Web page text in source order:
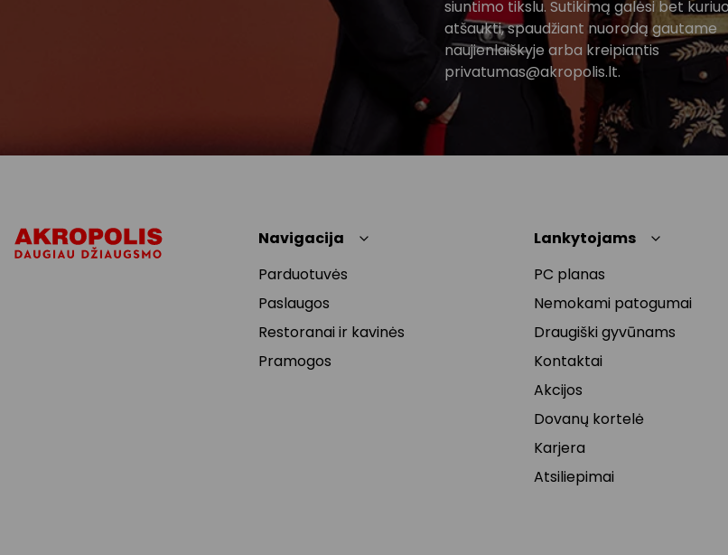
siuntimo tikslu. Sutikimą galėsi bet
atšaukti, spaudžiant nuorodą gautame
naujienlaiškyje arba kreipiantis
privatumas@akropolis.lt.
Navigacija
Parduotuvės
Paslaugos
Restoranai ir kavinės
Pramogos
Lankytojams
PC planas
Nemokami patogumai
Draugiški gyvūnams
Kontaktai
Akcijos
Dovanų kortelė
Karjera
Atsiliepimai